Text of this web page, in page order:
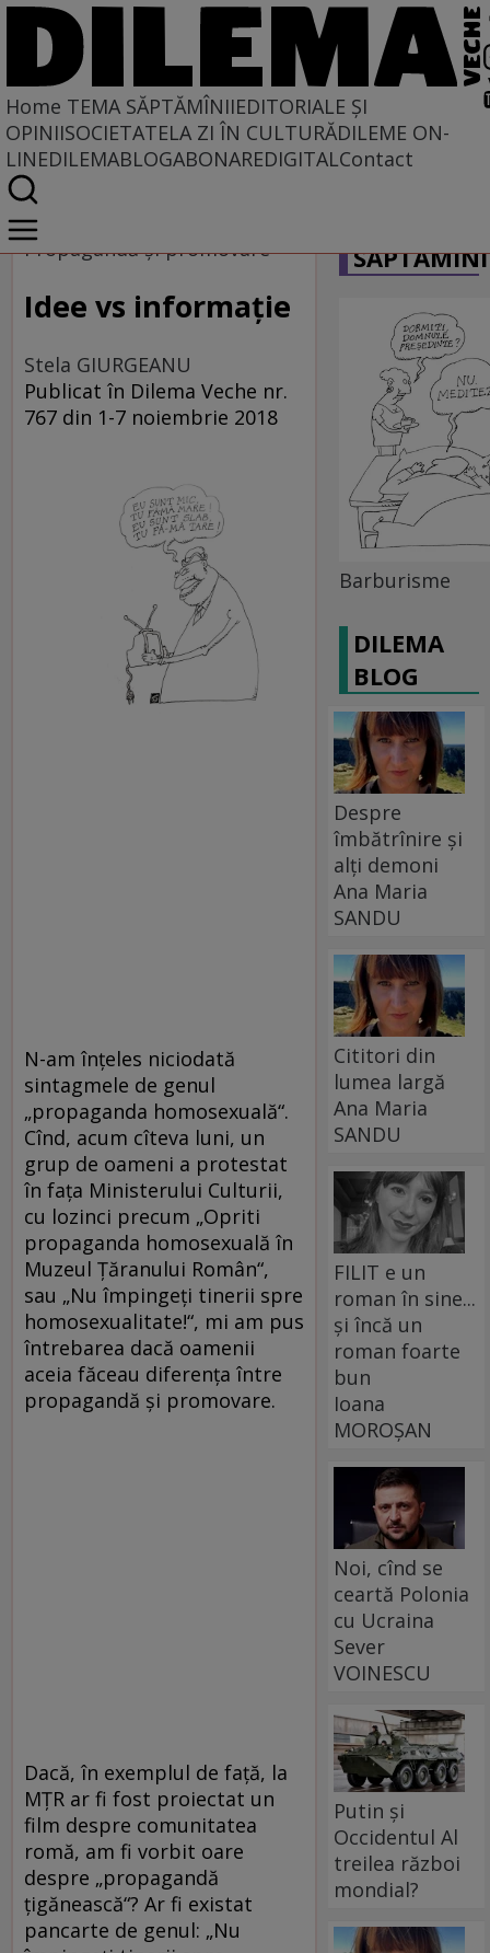
Home TEMA SĂPTĂMÎNIIEDITORIALE ȘI
OPINIISOCIETATELA ZI ÎN CULTURĂDILEME ON-
LINEDILEMABLOGABONAREDIGITALContact
Home
Tema săptămînii
Propagandă și promovare
Idee vs informație
Stela GIURGEANU
Publicat în Dilema Veche nr.
767 din 1-7 noiembrie 2018
N-am înțeles niciodată
sintagmele de genul
„propaganda homosexuală“.
Cînd, acum cîteva luni, un
grup de oameni a protestat
în fața Ministerului Culturii,
cu lozinci precum „Opriti
propaganda homosexuală în
Muzeul Țăranului Român“,
sau „Nu împingeți tinerii spre
homosexualitate!“, mi am pus
întrebarea dacă oamenii
aceia făceau diferența între
propagandă și promovare.
Dacă, în exemplul de față, la
MȚR ar fi fost proiectat un
film despre comunitatea
romă, am fi vorbit oare
despre „propagandă
țigănească“? Ar fi existat
pancarte de genul: „Nu
Barburisme
DILEMA
BLOG
Despre
îmbătrînire și
alți demoni
Ana Maria
SANDU
Cititori din
lumea largă
Ana Maria
SANDU
FILIT e un
roman în sine...
și încă un
roman foarte
bun
Ioana
MOROȘAN
Noi, cînd se
ceartă Polonia
cu Ucraina
Sever
VOINESCU
Putin și
Occidentul Al
treilea război
mondial?